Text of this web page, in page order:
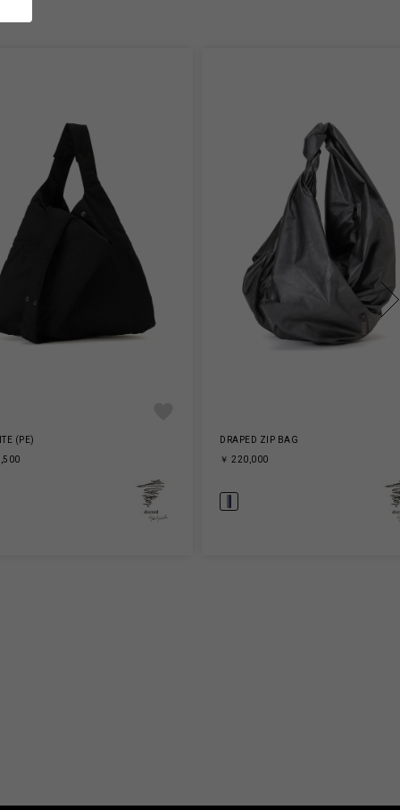
(PE)
DRAPED ZIP BAG
￥ 220,000